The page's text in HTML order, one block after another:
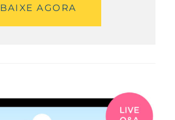
BAIXE AGORA